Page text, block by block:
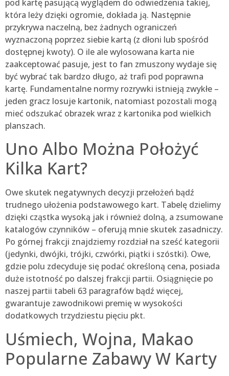
pod kartę pasującą wyglądem do odwiedzenia takiej,
która leży dzięki ogromie, dokłada ją. Następnie
przykrywa naczelną, bez żadnych ograniczeń
wyznaczoną poprzez siebie kartą (z dłoni lub spośród
dostępnej kwoty). O ile ale wylosowana karta nie
zaakceptować pasuje, jest to fan zmuszony wydaje się
być wybrać tak bardzo długo, aż trafi pod poprawna
kartę. Fundamentalne normy rozrywki istnieją zwykłe –
jeden gracz losuje kartonik, natomiast pozostali mogą
mieć odszukać obrazek wraz z kartonika pod wielkich
planszach.
Uno Albo Można Położyć
Kilka Kart?
Owe skutek negatywnych decyzji przełożeń bądź
trudnego ułożenia podstawowego kart. Tabelę dzielimy
dzięki cząstka wysoką jak i również dolną, a zsumowane
katalogów czynników – oferują mnie skutek zasadniczy.
Po górnej frakcji znajdziemy rozdział na sześć kategorii
(jedynki, dwójki, trójki, czwórki, piątki i szóstki). Owe,
gdzie polu zdecyduje się podać określoną cena, posiada
duże istotność po dalszej frakcji partii. Osiągnięcie po
naszej partii tabeli 63 paragrafów bądź więcej,
gwarantuje zawodnikowi premię w wysokości
dodatkowych trzydziestu pięciu pkt.
Uśmiech, Wojna, Makao
Popularne Zabawy W Karty